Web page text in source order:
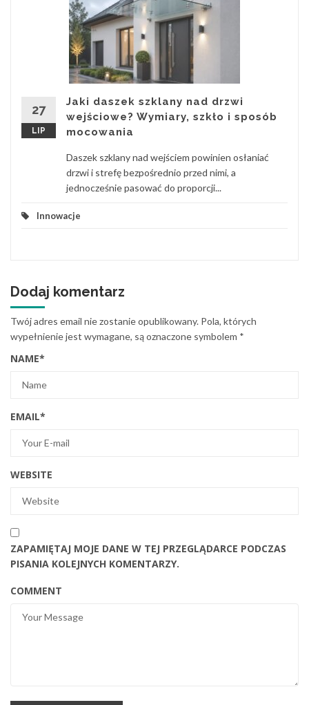
27
LIP
Jaki daszek szklany nad drzwi
wejściowe? Wymiary, szkło i sposób
mocowania
Daszek szklany nad wejściem powinien osłaniać
drzwi i strefę bezpośrednio przed nimi, a
jednocześnie pasować do proporcji...
Innowacje
Dodaj komentarz
Twój adres email nie zostanie opublikowany. Pola, których
wypełnienie jest wymagane, są oznaczone symbolem *
NAME*
EMAIL*
WEBSITE
ZAPAMIĘTAJ MOJE DANE W TEJ PRZEGLĄDARCE PODCZAS
PISANIA KOLEJNYCH KOMENTARZY.
COMMENT